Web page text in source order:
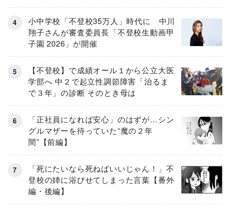
小中学校「不登校35万人」時代に 中川
翔子さんが審査委員長「不登校生動画甲
子園 2026」が開催
【不登校】で成績オール１から公立大医
学部へ 中２で起立性調節障害「治るま
で３年」の診断 そのとき母は
「正社員になれば安心」のはずが…シン
グルマザーを待っていた“魔の２年
間”【前編】
「死にたいなら死ねばいいじゃん！」不
登校の姉に浴びせてしまった言葉【番外
編・後編】